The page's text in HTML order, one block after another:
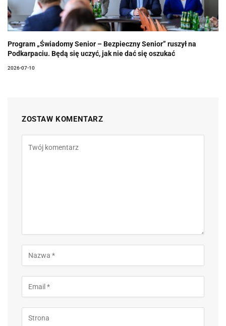
Program „Świadomy Senior – Bezpieczny Senior” ruszył na
Podkarpaciu. Będą się uczyć, jak nie dać się oszukać
2026-07-10
ZOSTAW KOMENTARZ